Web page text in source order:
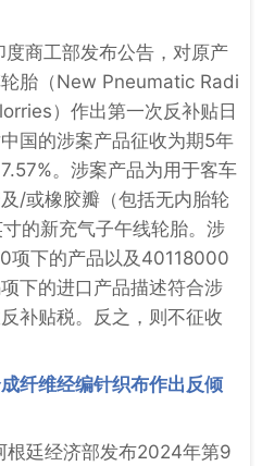
商工部发布公告，对原产
胎（New Pneumatic Radi
）作出第一次反补贴日
国的涉案产品征收为期5年
。涉案产品为用于客车
/或橡胶瓣（包括无内胎轮
的新充气子午线轮胎。涉
项下的产品以及40118000
下的进口产品描述符合涉
补贴税。反之，则不征收
纤维经编针织布作出反倾
廷经济部发布2024年第9